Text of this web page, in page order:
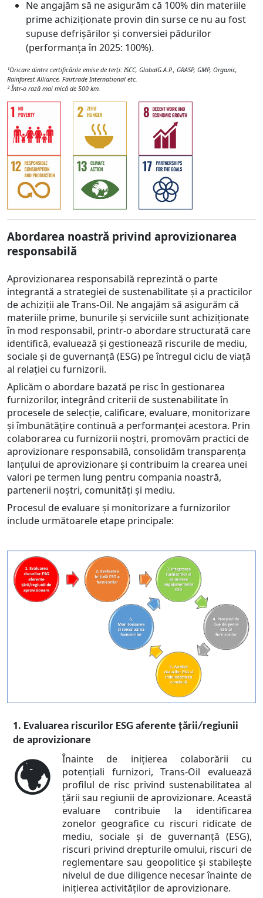
Ne angajăm să ne asigurăm că 100% din materiile
prime achiziționate provin din surse ce nu au fost
supuse defrișărilor și conversiei pădurilor
(performanța în 2025: 100%).
¹Oricare dintre certificările emise de terți: ISCC, GlobalG.A.P., GRASP, GMP, Organic,
Rainforest Alliance, Fairtrade International etc.
² Într-o rază mai mică de 500 km.
Abordarea noastră privind aprovizionarea
responsabilă
Aprovizionarea responsabilă reprezintă o parte
integrantă a strategiei de sustenabilitate și a practicilor
de achiziții ale Trans-Oil. Ne angajăm să asigurăm că
materiile prime, bunurile și serviciile sunt achiziționate
în mod responsabil, printr-o abordare structurată care
identifică, evaluează și gestionează riscurile de mediu,
sociale și de guvernanță (ESG) pe întregul ciclu de viață
al relației cu furnizorii.
Aplicăm o abordare bazată pe risc în gestionarea
furnizorilor, integrând criterii de sustenabilitate în
procesele de selecție, calificare, evaluare, monitorizare
și îmbunătățire continuă a performanței acestora. Prin
colaborarea cu furnizorii noștri, promovăm practici de
aprovizionare responsabilă, consolidăm transparența
lanțului de aprovizionare și contribuim la crearea unei
valori pe termen lung pentru compania noastră,
partenerii noștri, comunități și mediu.
Procesul de evaluare și monitorizare a furnizorilor
include următoarele etape principale:
1. Evaluarea riscurilor ESG aferente țării/regiunii
de aprovizionare
🌍
Înainte de inițierea colaborării cu
potențiali furnizori, Trans-Oil evaluează
profilul de risc privind sustenabilitatea al
țării sau regiunii de aprovizionare. Această
evaluare contribuie la identificarea
zonelor geografice cu riscuri ridicate de
mediu, sociale și de guvernanță (ESG),
riscuri privind drepturile omului, riscuri de
reglementare sau geopolitice și stabilește
nivelul de due diligence necesar înainte de
inițierea activităților de aprovizionare.